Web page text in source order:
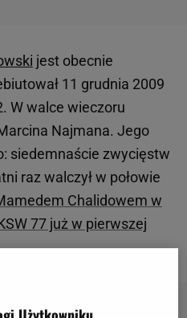
jest obecnie
11 grudnia 2009
W walce wieczoru
Najmana. Jego
siedemnaście zwycięstw
raz walczył w połowie
Chalidowem w
77 już w pierwszej